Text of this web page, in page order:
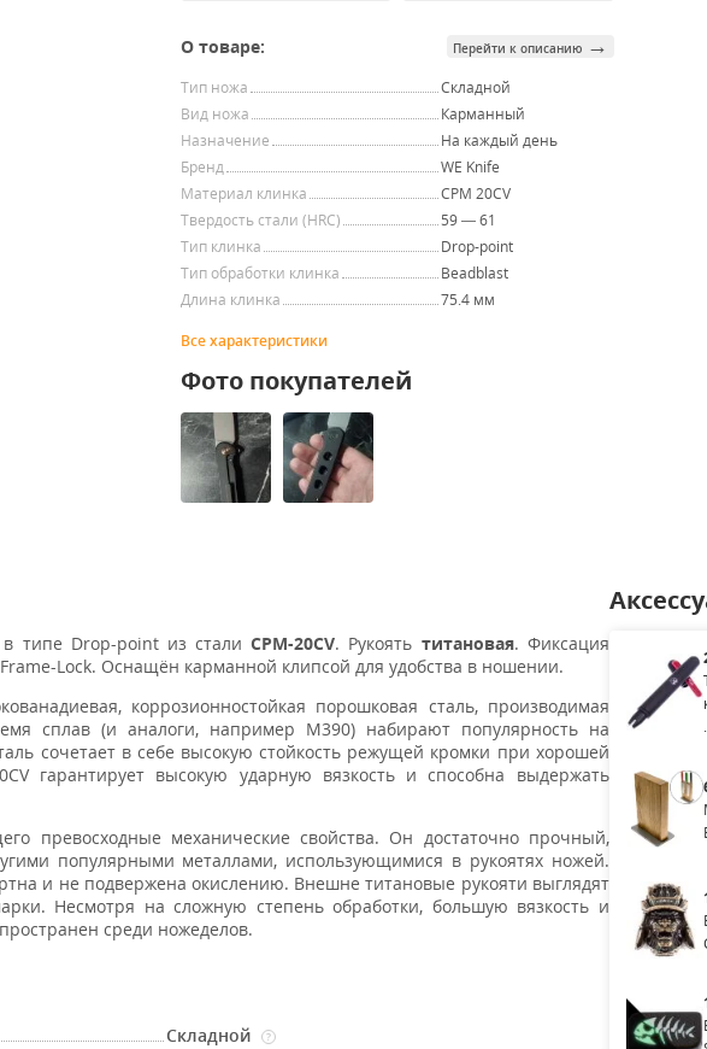
О товаре: Перейти к описанию →
Тип ножа
Складной
Вид ножа
Карманный
Назначение
На каждый день
Бренд
WE Knife
Материал клинка
CPM 20CV
Твердость стали (HRC)
59 — 61
Тип клинка
Drop-point
Тип обработки клинка
Beadblast
Длина клинка
75.4 мм
Все характеристики
Фото покупателей
типе Drop-point из сталиCPM-20CV. Рукоять титановая. Фиксация
Lock. Оснащён карманной клипсой для удобства в ношении.
коррозионностойкая порошковая сталь, производимая
сплав (и аналоги, например M390) набирают популярность на
сочетает в себе высокую стойкость режущей кромки при хорошей
гарантирует высокую ударную вязкость и способна выдержать
превосходные механические свойства. Он достаточно прочный,
популярными металлами, использующимися в рукоятях ножей.
и не подвержена окислению. Внешне титановые рукояти выглядят
Несмотря на сложную степень обработки, большую вязкость и
среди ножеделов.
Складной ?